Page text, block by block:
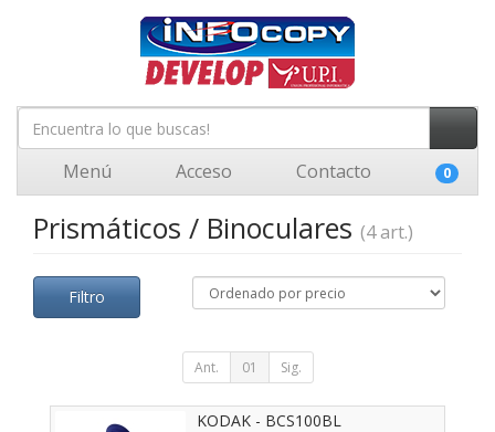
Menú Acceso Contacto 0
Prismáticos / Binoculares (4 art.)
Filtro
Ant. 01 Sig.
KODAK - BCS100BL